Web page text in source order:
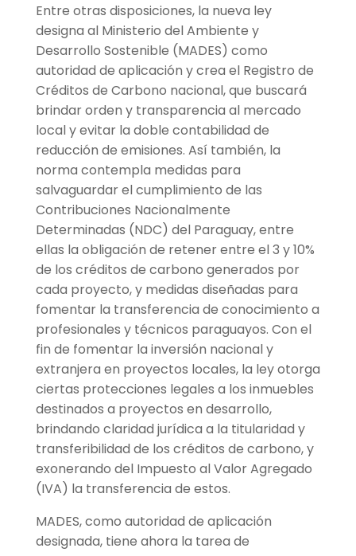
Entre otras disposiciones, la nueva ley
designa al Ministerio del Ambiente y
Desarrollo Sostenible (MADES) como
autoridad de aplicación y crea el Registro de
Créditos de Carbono nacional, que buscará
brindar orden y transparencia al mercado
local y evitar la doble contabilidad de
reducción de emisiones. Así también, la
norma contempla medidas para
salvaguardar el cumplimiento de las
Contribuciones Nacionalmente
Determinadas (NDC) del Paraguay, entre
ellas la obligación de retener entre el 3 y 10%
de los créditos de carbono generados por
cada proyecto, y medidas diseñadas para
fomentar la transferencia de conocimiento a
profesionales y técnicos paraguayos. Con el
fin de fomentar la inversión nacional y
extranjera en proyectos locales, la ley otorga
ciertas protecciones legales a los inmuebles
destinados a proyectos en desarrollo,
brindando claridad jurídica a la titularidad y
transferibilidad de los créditos de carbono, y
exonerando del Impuesto al Valor Agregado
(IVA) la transferencia de estos.
MADES, como autoridad de aplicación
designada, tiene ahora la tarea de